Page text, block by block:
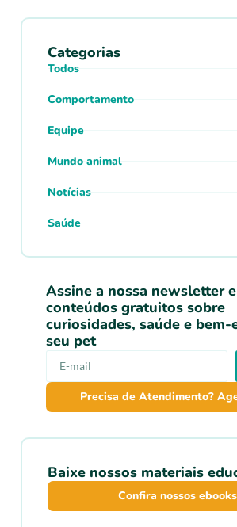
Categorias
Todos
Comportamento
Equipe
Mundo animal
Notícias
Saúde
Assine a nossa newsletter
conteúdos gratuitos sobre
curiosidades, saúde e bem-
seu pet
Precisa de Atendimento?
Baixe nossos materiais
Confira nossos ebooks